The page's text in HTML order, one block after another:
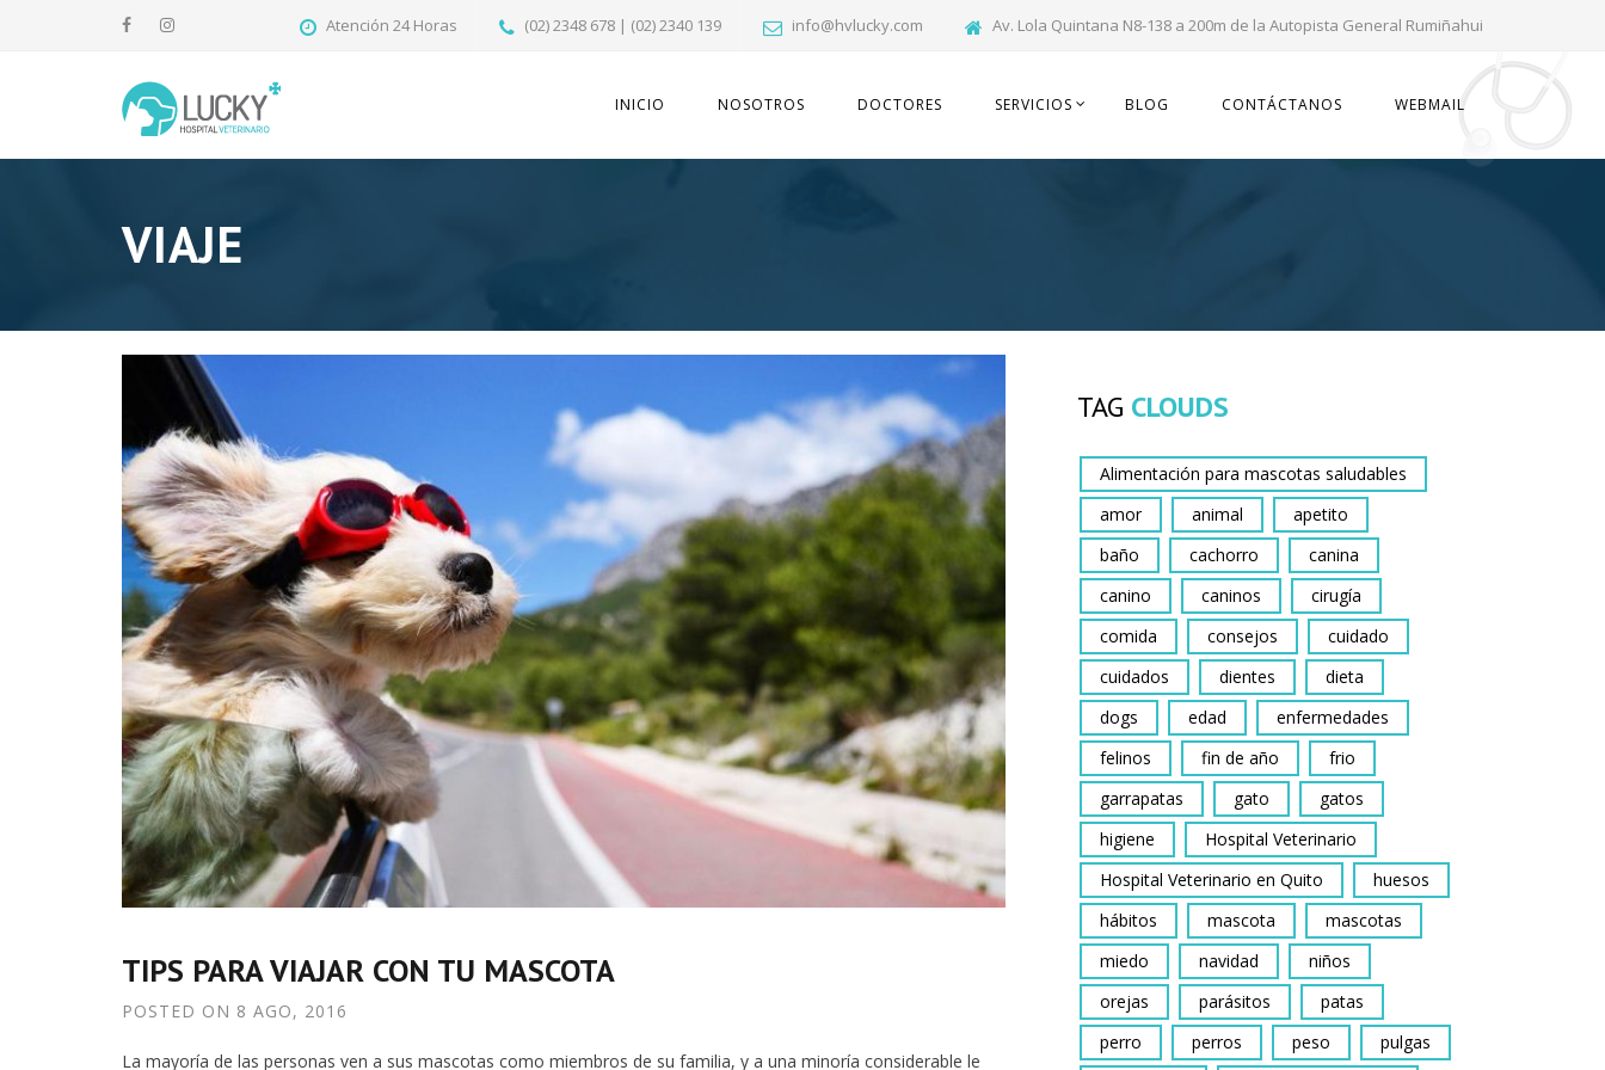
Atención 24 Horas (02) 2348 678 | (02) 2340 139 info@hvlucky.com Av. Lola Quintana N8-138 a 200m de la Autopista General Rumiñahui
INICIO NOSOTROS DOCTORES SERVICIOS BLOG CONTÁCTANOS WEBMAIL
VIAJE
TIPS PARA VIAJAR CON TU MASCOTA
POSTED ON 8 AGO, 2016
La mayoría de las personas ven a sus mascotas como miembros de su familia, y a una minoría considerable le
TAG CLOUDS
Alimentación para mascotas saludables
amor
animal
apetito
baño
cachorro
canina
canino
caninos
cirugía
comida
consejos
cuidado
cuidados
dientes
dieta
dogs
edad
enfermedades
felinos
fin de año
frio
garrapatas
gato
gatos
higiene
Hospital Veterinario
Hospital Veterinario en Quito
huesos
hábitos
mascota
mascotas
miedo
navidad
niños
orejas
parásitos
patas
perro
perros peso
pulgas